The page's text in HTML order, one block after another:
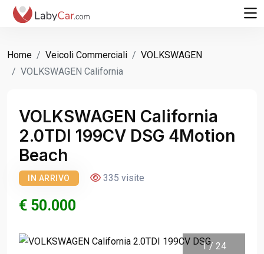
Home Veicoli Commerciali
VOLKSWAGEN
VOLKSWAGEN California
VOLKSWAGEN California
2.0TDI 199CV DSG 4Motion
Beach
IN ARRIVO 335 visite
€ 50.000
1 / 24